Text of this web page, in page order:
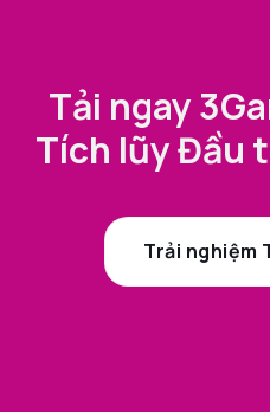
Tải ngay
Tích lũy Đầu
Trải nghiệm